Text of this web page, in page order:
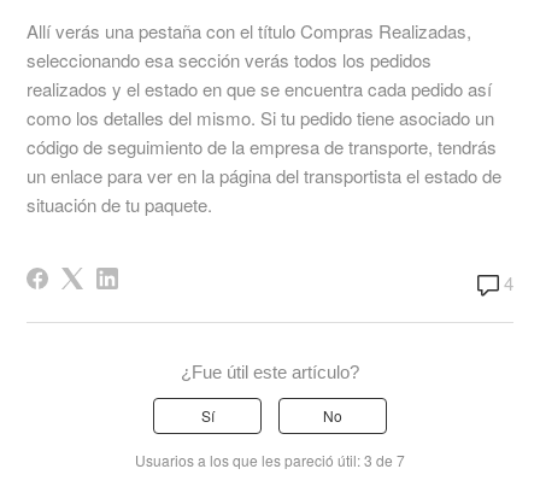
Allí verás una pestaña con el título Compras Realizadas,
seleccionando esa sección verás todos los pedidos
realizados y el estado en que se encuentra cada pedido así
como los detalles del mismo. Si tu pedido tiene asociado un
código de seguimiento de la empresa de transporte, tendrás
un enlace para ver en la página del transportista el estado de
situación de tu paquete.
4
¿Fue útil este artículo?
Sí No
Usuarios a los que les pareció útil: 3 de 7